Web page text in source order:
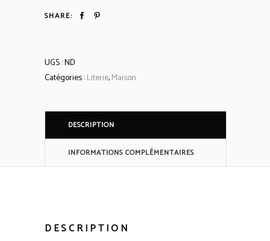
en
feutrée
quantity
SHARE:
UGS :ND
Catégories :Literie,Maison
DESCRIPTION
INFORMATIONS COMPLÉMENTAIRES
DESCRIPTION